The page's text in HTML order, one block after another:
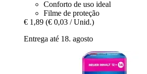
Conforto de uso ideal
Filme de proteção
€ 1,89 (€ 0,03 / Unid.)
Entrega até 18. agosto